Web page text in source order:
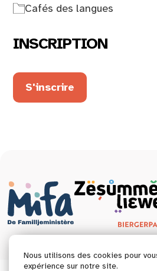
Cafés des langues
INSCRIPTION
S'inscrire
Nous utilisons des cookies pour
expérience sur notre site.